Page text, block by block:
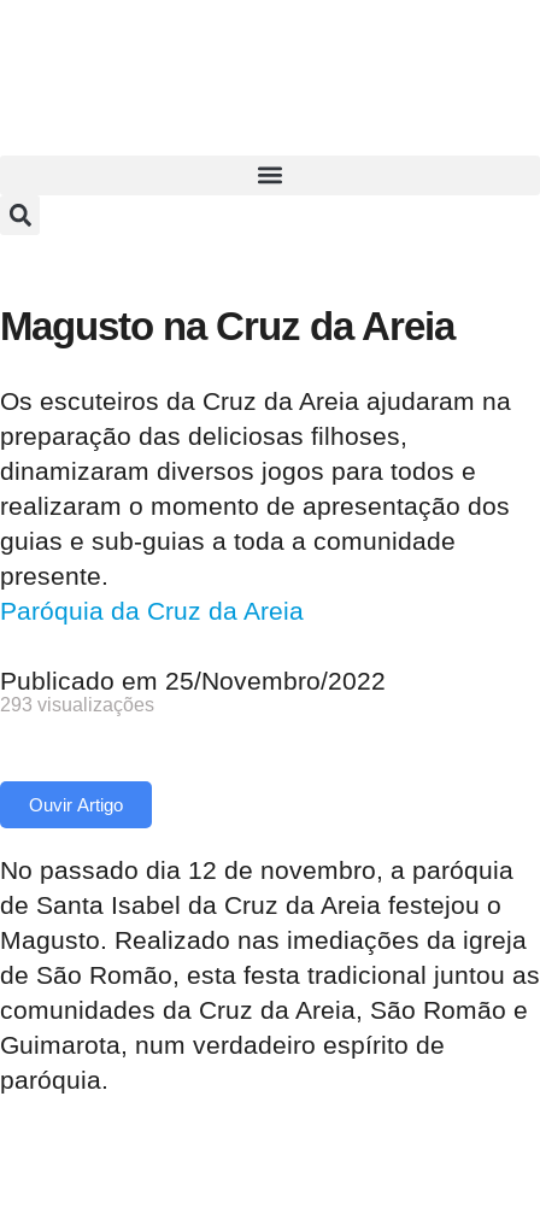
Magusto na Cruz da Areia
Os escuteiros da Cruz da Areia ajudaram na
preparação das deliciosas filhoses,
dinamizaram diversos jogos para todos e
realizaram o momento de apresentação dos
guias e sub-guias a toda a comunidade
presente.
Paróquia da Cruz da Areia
Publicado em 25/Novembro/2022
293 visualizações
Ouvir Artigo
No passado dia 12 de novembro, a paróquia
de Santa Isabel da Cruz da Areia festejou o
Magusto. Realizado nas imediações da igreja
de São Romão, esta festa tradicional juntou as
comunidades da Cruz da Areia, São Romão e
Guimarota, num verdadeiro espírito de
paróquia.